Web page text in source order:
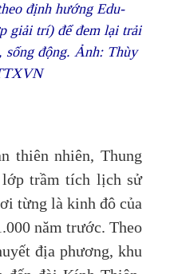
định hướng Edu-
giải trí) để đem lại trải
sống động. Ảnh: Thùy
thiên nhiên, Thung
trầm tích lịch sử
từng là kinh đô của
năm trước. Theo
địa phương, khu